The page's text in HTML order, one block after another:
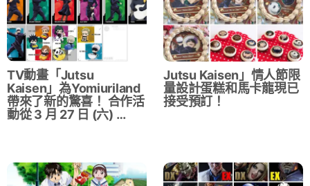
TV動畫「Jutsu
Kaisen」為Yomiuriland
帶來了新的驚喜！ 合作活
動從 3 月 27 日 (六) …
Jutsu Kaisen」情人節限
量設計蛋糕和馬卡龍現已
接受預訂！